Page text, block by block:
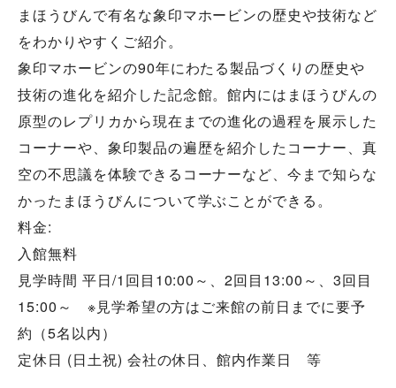
まほうびんで有名な象印マホービンの歴史や技術など
をわかりやすくご紹介。
象印マホービンの90年にわたる製品づくりの歴史や
技術の進化を紹介した記念館。館内にはまほうびんの
原型のレプリカから現在までの進化の過程を展示した
コーナーや、象印製品の遍歴を紹介したコーナー、真
空の不思議を体験できるコーナーなど、今まで知らな
かったまほうびんについて学ぶことができる。
料金:
入館無料
見学時間 平日/1回目10:00～、2回目13:00～、3回目
15:00～ ※見学希望の方はご来館の前日までに要予
約（5名以内）
定休日 (日土祝) 会社の休日、館内作業日 等